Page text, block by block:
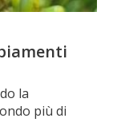
la
più di